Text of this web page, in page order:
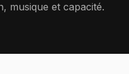
musique et capacité.